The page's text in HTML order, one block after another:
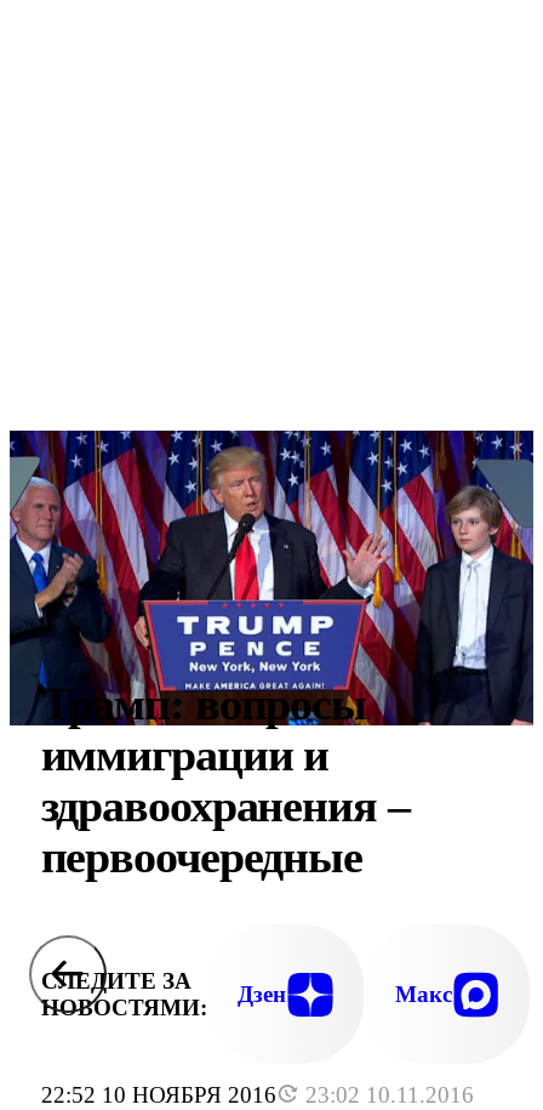
22:52 10 НОЯБРЯ 2016
23:02 10.11.2016
Трамп: вопросы
иммиграции и
здравоохранения –
первоочередные
СЛЕДИТЕ ЗА
НОВОСТЯМИ:
Дзен Макс